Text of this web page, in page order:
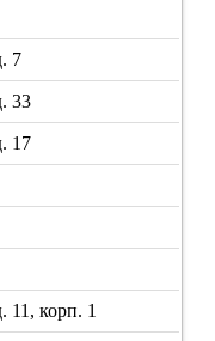
7
33
17
11, корп. 1